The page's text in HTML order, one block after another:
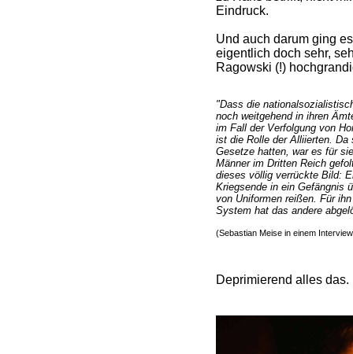
Eindruck.
Und auch darum ging
eigentlich doch sehr,
Ragowski (!)
"Dass die
noch weitgehend in ihren
im Fall der Verfolgung von
ist die Rolle der Alliierten. Da
Gesetze hatten, war es für
Männer im Dritten Reich
dieses völlig verrückte Bild:
Kriegsende in ein Gefängnis
von Uniformen reißen. Für
System hat das andere
(Sebastian Meise in einem
Deprimierend alles das.